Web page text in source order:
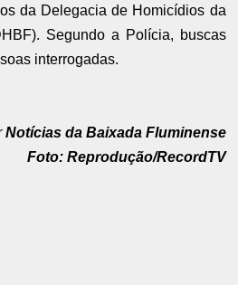
da Delegacia de Homicídios da
Segundo a Polícia, buscas
interrogadas.
Notícias da Baixada Fluminense
Foto: Reprodução/RecordTV